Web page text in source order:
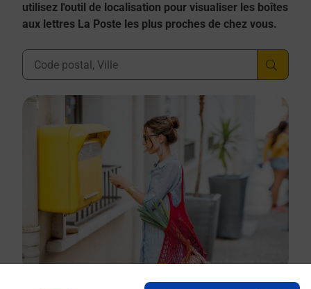
utilisez l'outil de localisation pour visualiser les boîtes
aux lettres La Poste les plus proches de chez vous.
Ville, Département, Code Postal